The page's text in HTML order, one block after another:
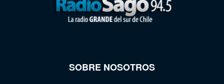
SOBRE NOSOTROS